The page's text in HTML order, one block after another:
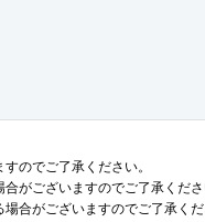
のでご了承ください。
がございますのでご了承くださ
合がございますのでご了承くだ